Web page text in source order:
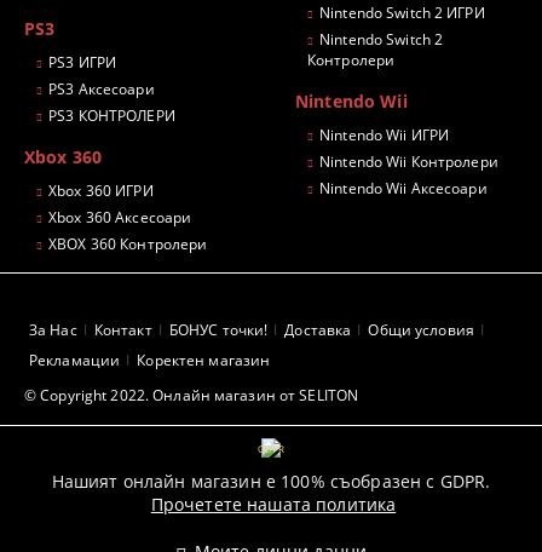
PS3
PS3 ИГРИ
PS3 Аксесоари
PS3 КОНТРОЛЕРИ
Xbox 360
Xbox 360 ИГРИ
Xbox 360 Аксесоари
XBOX 360 Контролери
Nintendo Switch 2 ИГРИ
Nintendo Switch 2
Контролери
Nintendo Wii
Nintendo Wii ИГРИ
Nintendo Wii Контролери
Nintendo Wii Аксесоари
© Copyright 2022. Онлайн магазин от SELITON
За Нас Контакт БОНУС точки! Доставка
Общи условия
Рекламации
Коректен магазин
GDPR
Нашият онлайн магазин е 100% съобразен с GDPR.
Прочетете нашата политика